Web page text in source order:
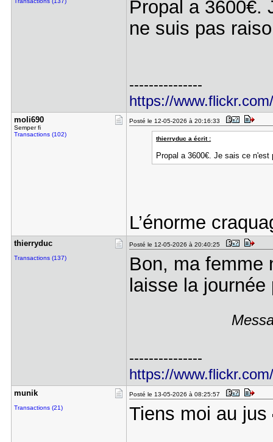
Propal a 3600€.
ne suis pas
---------------
https://
moli690
Semper fi
Transactions (102)
Posté le 12-05-2026 à 20:16:33
thierryduc a écrit :
Propal a 3600€. Je sais ce
L’énorme
thierryduc
Transactions (137)
Posté le 12-05-2026 à 20:40:25
Bon, ma femme
laisse la
---------------
https://
munik
Transactions (21)
Posté le 13-05-2026 à 08:25:57
Tiens moi au jus